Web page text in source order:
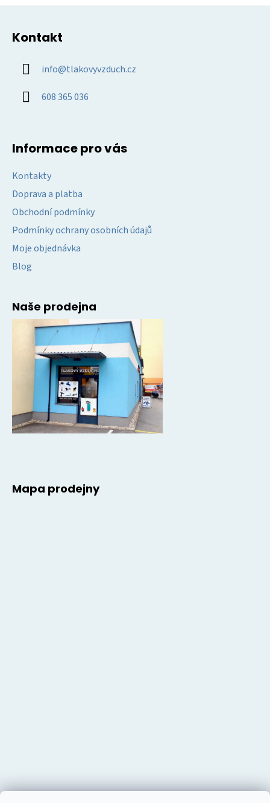
Kontakt
info@tlakovyvzduch.cz
608 365 036
Informace pro vás
Kontakty
Doprava a platba
Obchodní podmínky
Podmínky ochrany osobních údajů
Moje objednávka
Blog
Naše prodejna
Mapa prodejny